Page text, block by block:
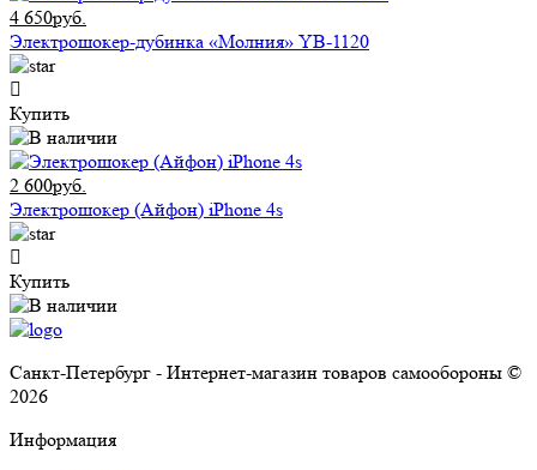
4 650руб.
Электрошокер-дубинка «Молния» YB-1120
Купить
2 600руб.
Электрошокер (Айфон) iPhone 4s
Купить
Санкт-Петербург - Интернет-магазин товаров самообороны ©
2026
Информация